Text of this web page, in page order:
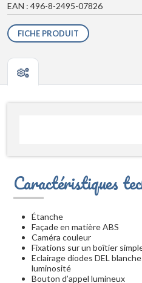
EAN : 496-8-2495-07826
FICHE PRODUIT
Caractéristiques
Étanche
Façade en matière ABS
Caméra couleur
Fixations sur un boîtier
Eclairage diodes DEL
luminosité
Bouton d’appel lumineux